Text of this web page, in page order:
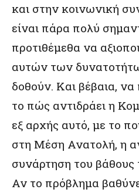
και στην κοινωνική
είναι πάρα πολύ
προτιθέμεθα να
αυτών των
δοθούν. Και βέβαια,
το πώς αντιδράει η
εξ αρχής αυτό, με το
στη Μέση Ανατολή, η
συνάρτηση του βάθους
Αν το πρόβλημα